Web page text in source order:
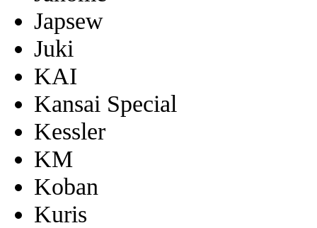
Japsew
Juki
KAI
Kansai Special
Kessler
KM
Koban
Kuris